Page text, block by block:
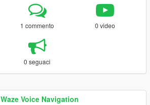
1 commento 0 video
0 seguaci
Waze Voice Navigation